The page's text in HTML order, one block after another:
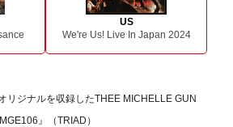
US
We're Us! Live In Japan 2024
リジナルを収録したTHEE MICHELLE GUN
』（TRIAD）